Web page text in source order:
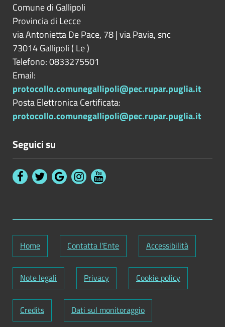
Comune di Gallipoli
Provincia di Lecce
via Antonietta De Pace, 78 | via Pavia, snc
73014Gallipoli ( Le)
Telefono: 0833275501
Email:
protocollo.comunegallipoli@pec.rupar.puglia.it
Posta Elettronica Certificata:
protocollo.comunegallipoli@pec.rupar.puglia.it
Seguici su
Home Contatta l'Ente Accessibilità
Note legali Privacy Cookie policy
Credits Dati sul monitoraggio